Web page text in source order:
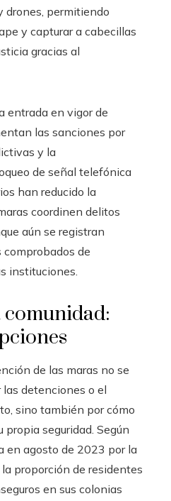
drones, permitiendo
y capturar a cabecillas
gracias al
entrada en vigor de
las sanciones por
y la
de señal telefónica
han reducido la
coordinen delitos
aún se registran
de
instituciones.
de las maras no se
detenciones o el
sino también por cómo
seguridad. Según
en agosto de 2023 por la
proporción de residentes
en sus colonias